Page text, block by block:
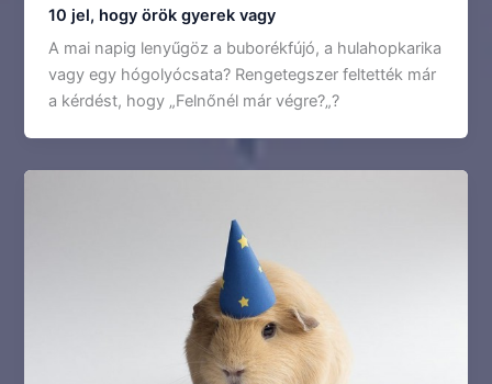
10 jel, hogy örök gyerek vagy
A mai napig lenyűgöz a buborékfújó, a hulahopkarika
vagy egy hógolyócsata? Rengetegszer feltették már
a kérdést, hogy „Felnőnél már végre?„?